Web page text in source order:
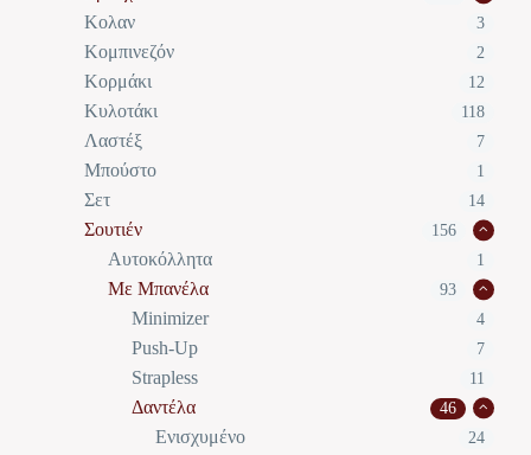
Κολαν 3
Κομπινεζόν 2
Κορμάκι 12
Κυλοτάκι 118
Λαστέξ 7
Μπούστο 1
Σετ 14
Σουτιέν 156
Αυτοκόλλητα 1
Με Μπανέλα 93
Minimizer 4
Push-Up 7
Strapless 11
Δαντέλα 46
Ενισχυμένο 24